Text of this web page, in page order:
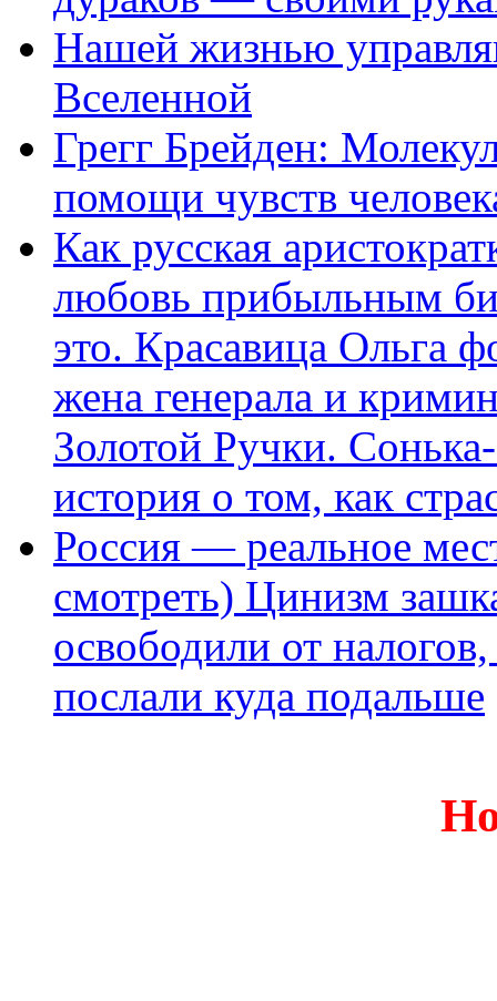
Нашей жизнью
Вселенной
Грегг Брейден:
помощи чувств
Как русская
любовь прибыльным
это. Красавица Ольга
жена генерала и
Золотой Ручки.
история о том, как
Россия — реальное
смотреть) Цинизм
освободили от
послали куда подальше